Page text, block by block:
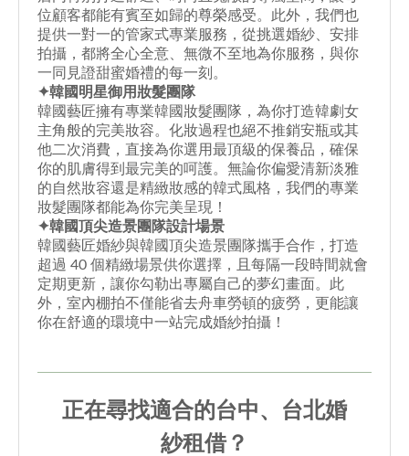
位顧客都能有賓至如歸的尊榮感受。此外，我們也
提供一對一的管家式專業服務，從挑選婚紗、安排
拍攝，都將全心全意、無微不至地為你服務，與你
一同見證甜蜜婚禮的每一刻。
✦韓國明星御用妝髮團隊
韓國藝匠擁有專業韓國妝髮團隊，為你打造韓劇女
主角般的完美妝容。化妝過程也絕不推銷安瓶或其
他二次消費，直接為你選用最頂級的保養品，確保
你的肌膚得到最完美的呵護。無論你偏愛清新淡雅
的自然妝容還是精緻妝感的韓式風格，我們的專業
妝髮團隊都能為你完美呈現！
✦韓國頂尖造景團隊設計場景
韓國藝匠婚紗與韓國頂尖造景團隊攜手合作，打造
超過 40 個精緻場景供你選擇，且每隔一段時間就會
定期更新，讓你勾勒出專屬自己的夢幻畫面。此
外，室內棚拍不僅能省去舟車勞頓的疲勞，更能讓
你在舒適的環境中一站完成婚紗拍攝！
正在尋找適合的台中、台北婚
紗租借？